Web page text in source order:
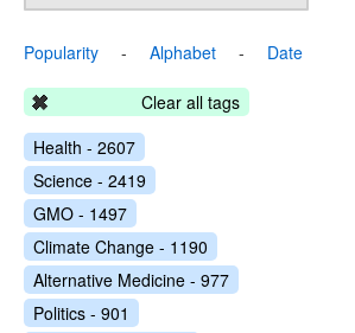
Popularity - Alphabet - Date
Clear all tags
Health - 2607
Science - 2419
GMO - 1497
Climate Change - 1190
Alternative Medicine - 977
Politics - 901